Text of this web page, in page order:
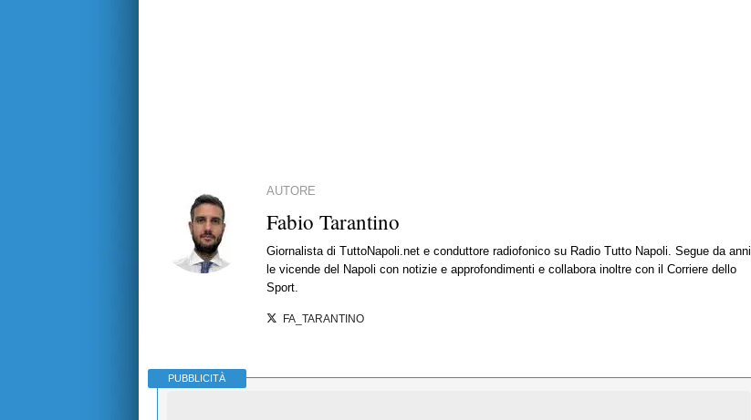
AUTORE
Fabio Tarantino
Giornalista di TuttoNapoli.net e conduttore radiofonico su Radio Tutto Napoli. Segue da anni
le vicende del Napoli con notizie e approfondimenti e collabora inoltre con il Corriere dello
Sport.
FA_TARANTINO
PUBBLICITÀ